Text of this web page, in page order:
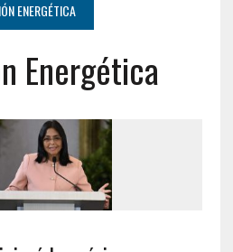
ENERGÉTICA
Energética